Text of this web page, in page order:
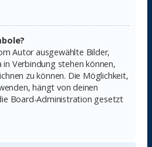
Autor ausgewählte Bilder,
Verbindung stehen können,
zu können. Die Möglichkeit,
hängt von deinen
Board-Administration gesetzt